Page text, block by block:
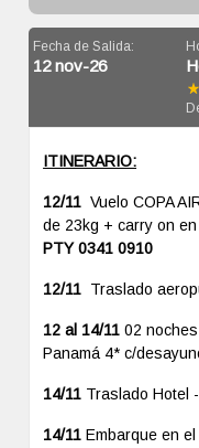
Fecha de Salida:
12 nov-26
ITINERARIO:
12/11 Vuelo COPA
de 23kg + carry on
PTY 0341 0910
12/11 Traslado
12 al 14/11 02
Panamá 4* c/
14/11 Traslado Hotel
14/11 Embarque en